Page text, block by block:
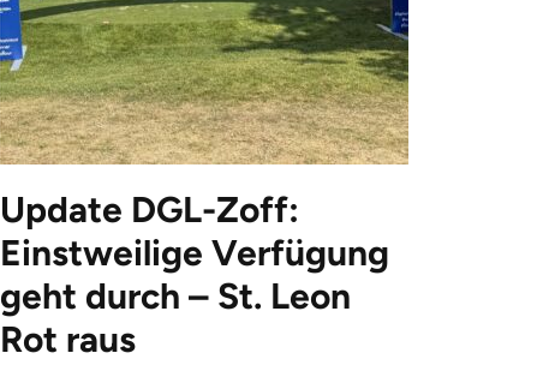
Update DGL-Zoff:
Einstweilige Verfügung
geht durch – St. Leon
Rot raus